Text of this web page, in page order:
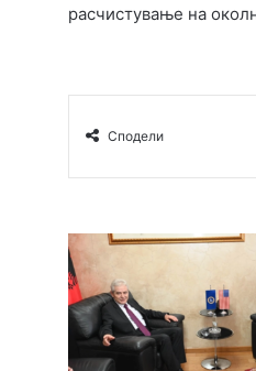
расчистување на
Сподели